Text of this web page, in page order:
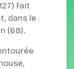
fait
dans le
(68).